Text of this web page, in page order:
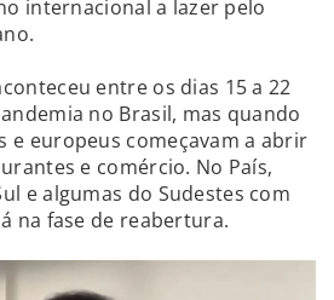
internacional a lazer pelo
entre os dias 15 a 22
no Brasil, mas quando
e europeus começavam a abrir
e comércio. No País,
e algumas do Sudestes com
na fase de reabertura.